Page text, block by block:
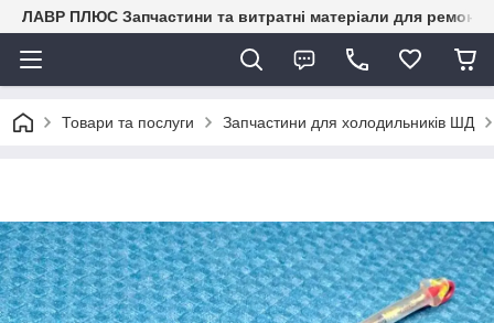
ЛАВР ПЛЮС Запчастини та витратні матеріали для ремонту
Товари та послуги Запчастини для холодильників ШД